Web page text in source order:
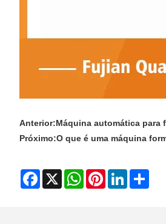
Anterior:Máquina automática
Próximo:O que é uma máquina
Facebook
X WhatsAppPinterestLinkedIn